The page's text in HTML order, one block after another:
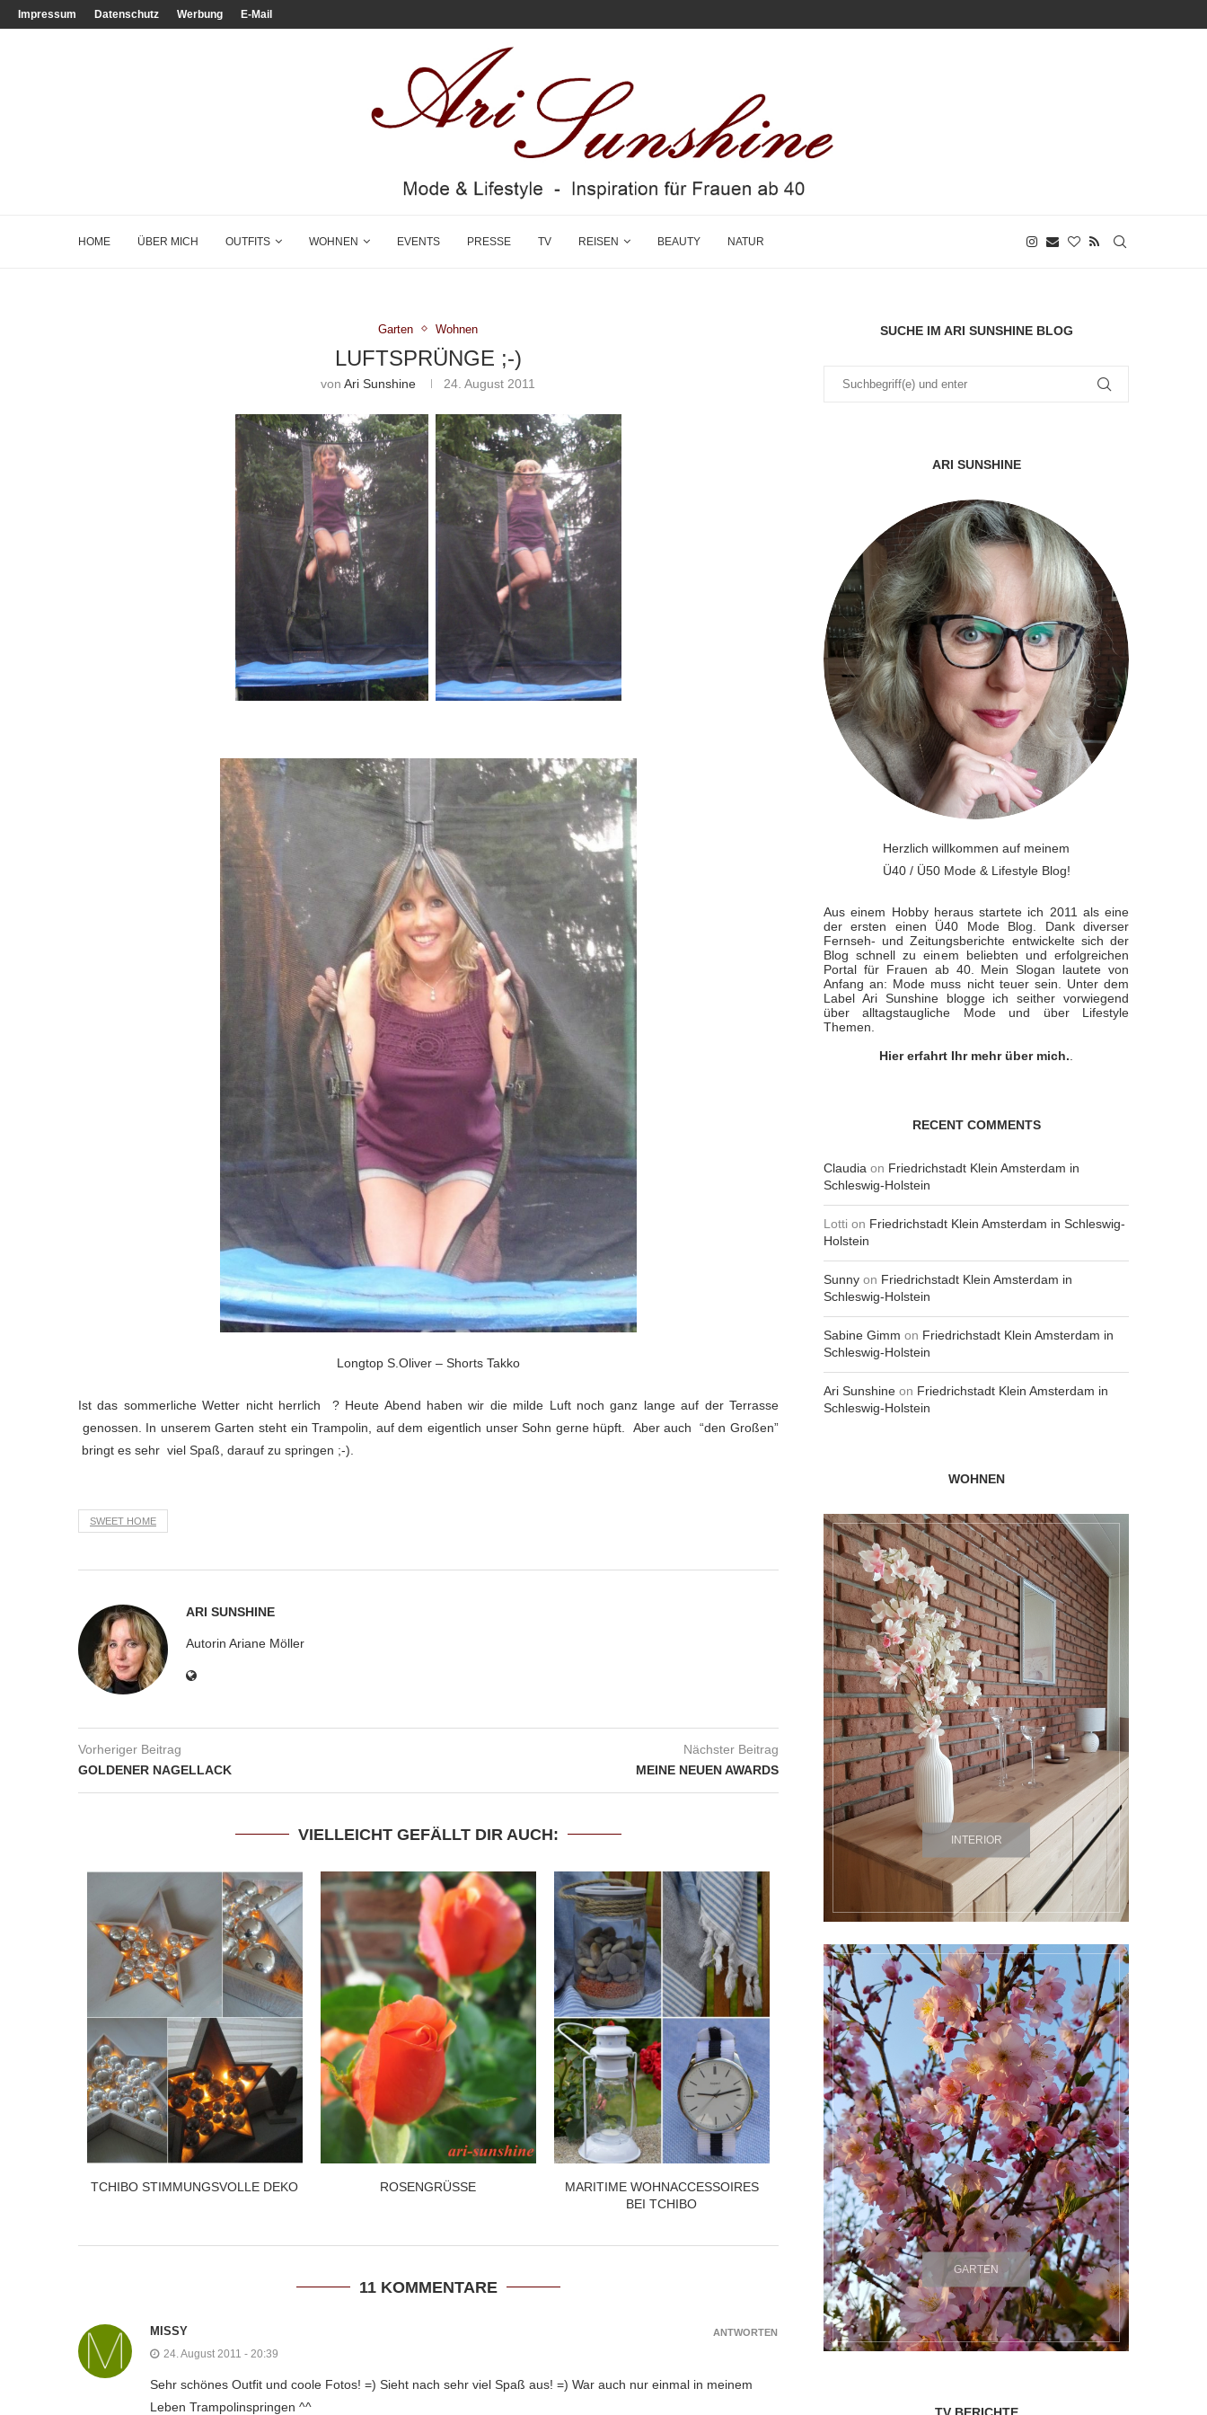
Impressum Datenschutz Werbung E-Mail
HOME ÜBER MICH OUTFITS WOHNEN EVENTS PRESSE TV REISEN BEAUTY NATUR
Garten Wohnen
LUFTSPRÜNGE ;-)
vonAri Sunshine 24. August 2011
Longtop S.Oliver – Shorts Takko
Ist das sommerliche Wetter nicht herrlich ? Heute Abend haben wir die milde Luft noch ganz lange auf der Terrasse
genossen. In unserem Garten steht ein Trampolin, auf dem eigentlich unser Sohn gerne hüpft. Aber auch “den Großen”
bringt es sehr viel Spaß, darauf zu springen ;-).
SWEET HOME
ARI SUNSHINE
Autorin Ariane Möller
Vorheriger Beitrag
GOLDENER NAGELLACK
Nächster Beitrag
MEINE NEUEN AWARDS
VIELLEICHT GEFÄLLT DIR AUCH:
TCHIBO STIMMUNGSVOLLE DEKO ROSENGRÜSSE
MARITIME WOHNACCESSOIRES
BEI TCHIBO
11 KOMMENTARE
MISSY
24. August 2011 - 20:39
Sehr schönes Outfit und coole Fotos! =) Sieht nach sehr viel Spaß aus! =) War auch nur einmal in meinem
Leben Trampolinspringen ^^
ANTWORTEN
SUCHE IM ARI SUNSHINE BLOG
ARI SUNSHINE
Herzlich willkommen auf meinem
Ü40 / Ü50 Mode & Lifestyle Blog!
Aus einem Hobby heraus startete ich 2011 als eine
der ersten einen Ü40 Mode Blog. Dank diverser
Fernseh- und Zeitungsberichte entwickelte sich der
Blog schnell zu einem beliebten und erfolgreichen
Portal für Frauen ab 40. Mein Slogan lautete von
Anfang an: Mode muss nicht teuer sein. Unter dem
Label Ari Sunshine blogge ich seither vorwiegend
über alltagstaugliche Mode und über Lifestyle
Themen.
Hier erfahrt Ihr mehr über mich..
RECENT COMMENTS
Claudia on Friedrichstadt Klein Amsterdam in
Schleswig-Holstein
Lotti on Friedrichstadt Klein Amsterdam in Schleswig-
Holstein
Sunny on Friedrichstadt Klein Amsterdam in
Schleswig-Holstein
Sabine Gimm on Friedrichstadt Klein Amsterdam in
Schleswig-Holstein
Ari Sunshine on Friedrichstadt Klein Amsterdam in
Schleswig-Holstein
WOHNEN
INTERIOR
GARTEN